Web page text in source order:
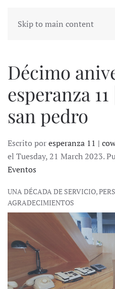
Skip to main content
Décimo
esperanza
san pedro
Escrito poresperanza 11 |
el Tuesday, 21 March 2023.
Eventos
UNA DÉCADA DE SERVICIO,
AGRADECIMIENTOS